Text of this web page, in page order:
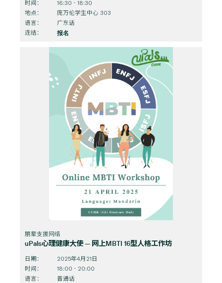
时间：
16:30 - 18:30
地点：
庞万伦学生中心 303
语言：
广东话
连结：
报名
朋辈支援网络
uPals心理健康大使 — 网上MBTI 16型人格工作坊
日期：
2025年4月21日
时间：
18:00 - 20:00
语言：
普通话